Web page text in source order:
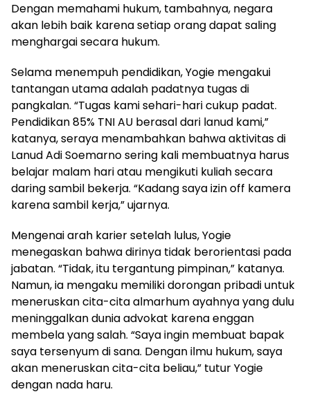
Dengan memahami hukum, tambahnya, negara
akan lebih baik karena setiap orang dapat saling
menghargai secara hukum.
Selama menempuh pendidikan, Yogie mengakui
tantangan utama adalah padatnya tugas di
pangkalan. “Tugas kami sehari-hari cukup padat.
Pendidikan 85% TNI AU berasal dari lanud kami,”
katanya, seraya menambahkan bahwa aktivitas di
Lanud Adi Soemarno sering kali membuatnya harus
belajar malam hari atau mengikuti kuliah secara
daring sambil bekerja. “Kadang saya izin off kamera
karena sambil kerja,” ujarnya.
Mengenai arah karier setelah lulus, Yogie
menegaskan bahwa dirinya tidak berorientasi pada
jabatan. “Tidak, itu tergantung pimpinan,” katanya.
Namun, ia mengaku memiliki dorongan pribadi untuk
meneruskan cita-cita almarhum ayahnya yang dulu
meninggalkan dunia advokat karena enggan
membela yang salah. “Saya ingin membuat bapak
saya tersenyum di sana. Dengan ilmu hukum, saya
akan meneruskan cita-cita beliau,” tutur Yogie
dengan nada haru.